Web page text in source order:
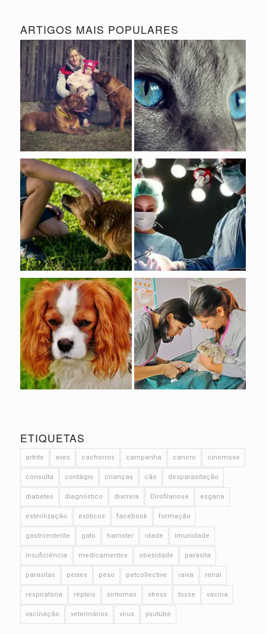
ARTIGOS MAIS POPULARES
ETIQUETAS
artrite aves cachorros campanha cancro cinomose
consulta contágio crianças cão desparasitação
diabetes diagnóstico diarreia Dirofilariose esgana
esterilização exóticos facebook formação
gastroenterite gato hamster idade imunidade
insuficiência medicamentos obesidade parasita
parasitas peixes peso petcollective raiva renal
respiratória répteis sintomas stress tosse vacina
vacinação veterinários vírus youtube